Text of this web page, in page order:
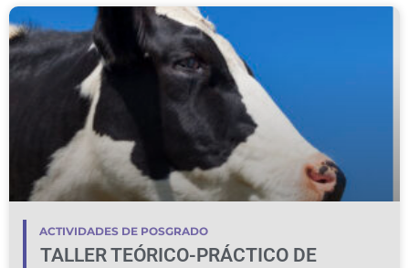
ACTIVIDADES DE POSGRADO
TALLER TEÓRICO-PRÁCTICO DE